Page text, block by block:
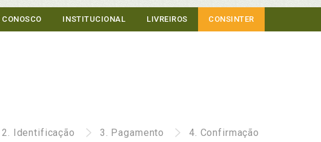
INSTITUCIONAL LIVREIROS CONSINTER
2. Identificação 3. Pagamento 4. Confirmação